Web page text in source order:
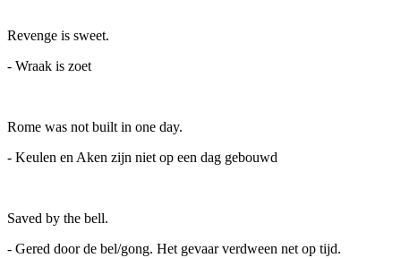
Revenge is sweet.
- Wraak is zoet
Rome was not built in one day.
- Keulen en Aken zijn niet op een dag gebouwd
Saved by the bell.
- Gered door de bel/gong. Het gevaar verdween net op tijd.